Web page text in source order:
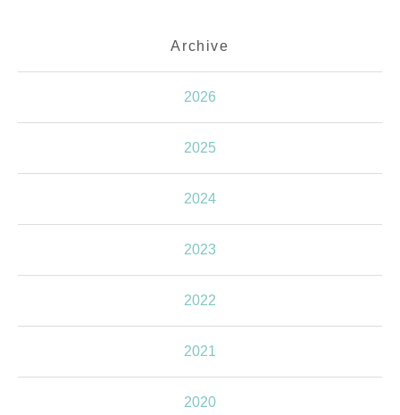
Archive
2026
2025
2024
2023
2022
2021
2020